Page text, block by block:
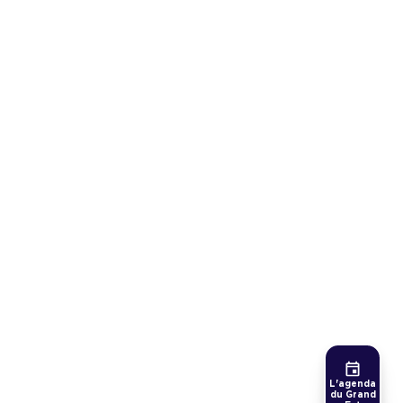
L'agenda
du Grand